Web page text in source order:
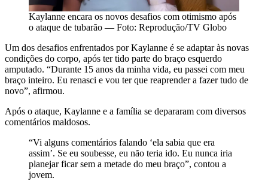
Kaylanne encara os novos desafios com otimismo após
o ataque de tubarão — Foto: Reprodução/TV Globo
Um dos desafios enfrentados por Kaylanne é se adaptar às novas
condições do corpo, após ter tido parte do braço esquerdo
amputado. “Durante 15 anos da minha vida, eu passei com meu
braço inteiro. Eu renasci e vou ter que reaprender a fazer tudo de
novo”, afirmou.
Após o ataque, Kaylanne e a família se depararam com diversos
comentários maldosos.
“Vi alguns comentários falando ‘ela sabia que era
assim’. Se eu soubesse, eu não teria ido. Eu nunca iria
planejar ficar sem a metade do meu braço”, contou a
jovem.